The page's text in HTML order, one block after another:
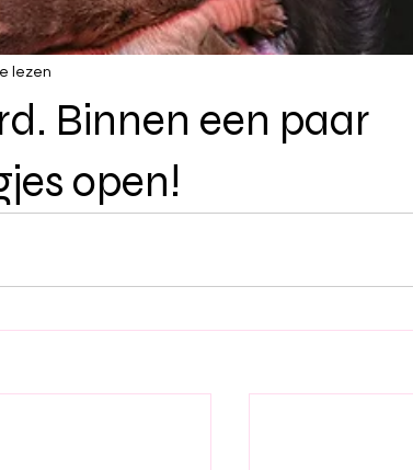
Binnen een paar
open!
lezen